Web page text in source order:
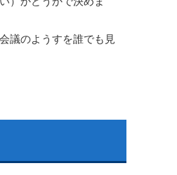
議のようすを誰でも見